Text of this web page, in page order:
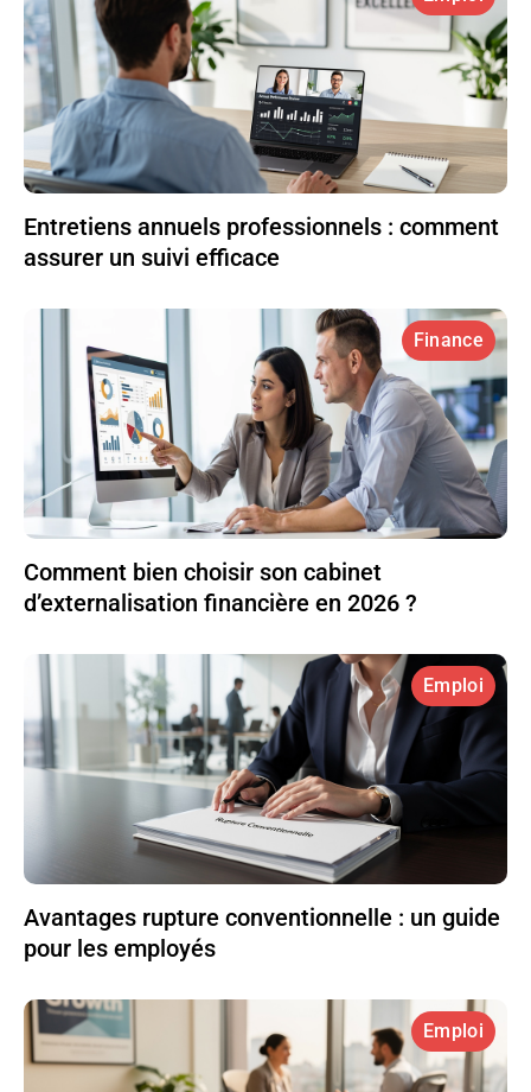
Entretiens annuels professionnels : comment
assurer un suivi efficace
Finance
Comment bien choisir son cabinet
d’externalisation financière en 2026 ?
Emploi
Avantages rupture conventionnelle : un guide
pour les employés
Emploi